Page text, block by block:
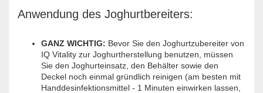
Anwendung des Joghurtbereiters:
GANZ WICHTIG: Bevor Sie den Joghurtzubereiter von
IQ Vitality zur Joghurtherstellung benutzen, müssen
Sie den Joghurteinsatz, den Behälter sowie den
Deckel noch einmal gründlich reinigen (am besten mit
Handdesinfektionsmittel - 1 Minuten einwirken lassen,